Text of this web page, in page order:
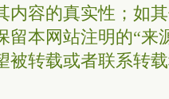
内容的真实性；如
留本网站注明的“来
被转载或者联系转